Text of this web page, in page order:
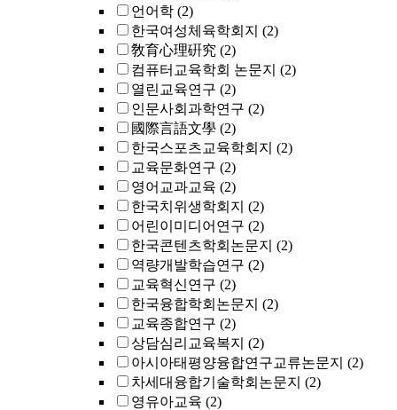
언어학 (2)
한국여성체육학회지 (2)
敎育心理硏究 (2)
컴퓨터교육학회 논문지 (2)
열린교육연구 (2)
인문사회과학연구 (2)
國際言語文學 (2)
한국스포츠교육학회지 (2)
교육문화연구 (2)
영어교과교육 (2)
한국치위생학회지 (2)
어린이미디어연구 (2)
한국콘텐츠학회논문지 (2)
역량개발학습연구 (2)
교육혁신연구 (2)
한국융합학회논문지 (2)
교육종합연구 (2)
상담심리교육복지 (2)
아시아태평양융합연구교류논문지 (2)
차세대융합기술학회논문지 (2)
영유아교육 (2)